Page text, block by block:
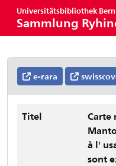
Universitätsbibliothek Bern
Sammlung
e-rara
Titel
Carte
à l'
sont